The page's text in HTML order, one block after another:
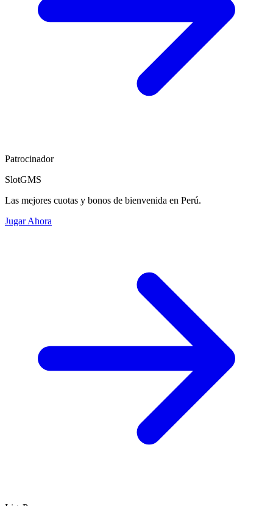
Patrocinador
SlotGMS
Las mejores cuotas y bonos de bienvenida en Perú.
Jugar Ahora